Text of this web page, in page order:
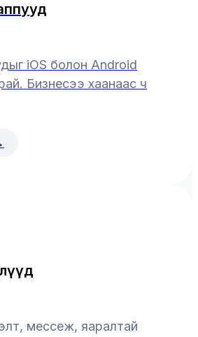
iOS болон Android
Бизнесээ хаанаас ч
мессеж, яаралтай